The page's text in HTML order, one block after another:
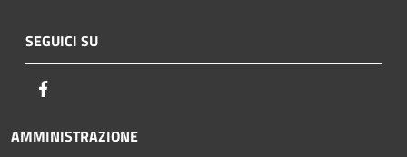
SEGUICI SU
AMMINISTRAZIONE